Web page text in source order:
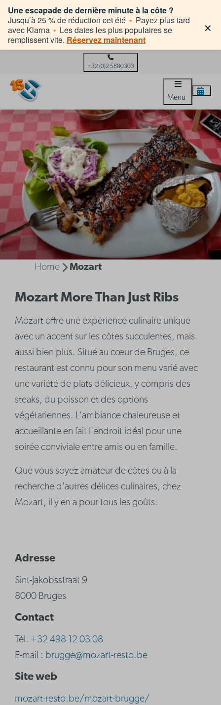
Une escapade de dernière minute à la côte ?
Jusqu’à 25 % de réduction cet été • Payez plus tard
avec Klarna • Les dates les plus populaires se
remplissent vite. Réservez maintenant
×
+32 (0)2 5880303
Menu
Home Mozart
Mozart More Than Just Ribs
Mozart offre une expérience culinaire unique
avec un accent sur les côtes succulentes, mais
aussi bien plus. Situé au cœur de Bruges, ce
restaurant est connu pour son menu varié avec
une variété de plats délicieux, y compris des
steaks, du poisson et des options
végétariennes. L'ambiance chaleureuse et
accueillante en fait l'endroit idéal pour une
soirée conviviale entre amis ou en famille.
Que vous soyez amateur de côtes ou à la
recherche d'autres délices culinaires, chez
Mozart, il y en a pour tous les goûts.
Adresse
Sint-Jakobsstraat 9
8000 Bruges
Contact
Tél. +32 498 12 03 08
E-mail : brugge@mozart-resto.be
Site web
mozart-resto.be/mozart-brugge/